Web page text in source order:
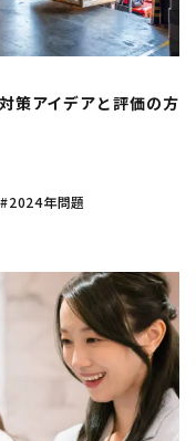
策アイデアと評価の方
#2024年問題